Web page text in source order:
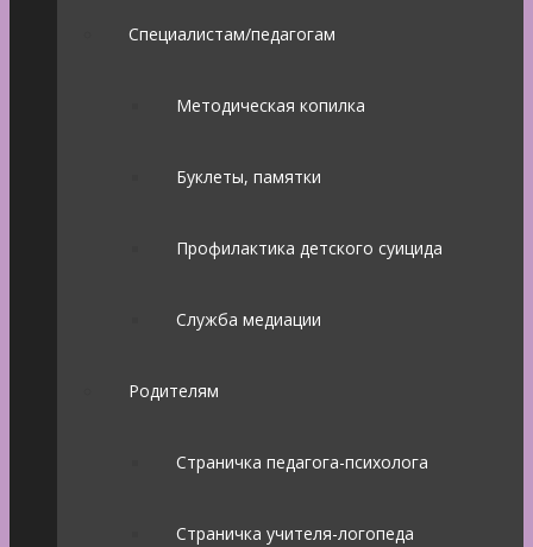
Специалистам/педагогам
Методическая копилка
Буклеты, памятки
Профилактика детского суицида
Служба медиации
Родителям
Страничка педагога-психолога
Страничка учителя-логопеда